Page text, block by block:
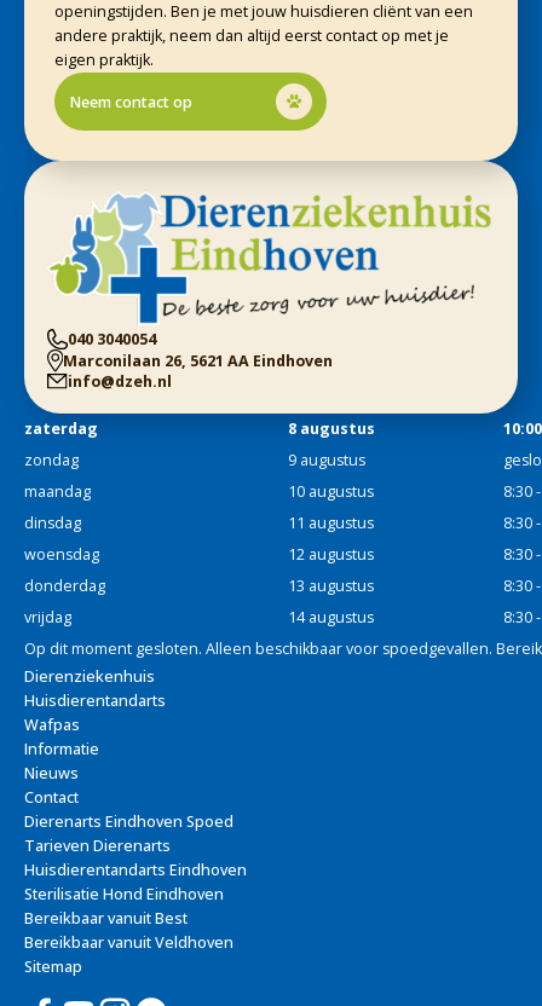
openingstijden. Ben je met jouw huisdieren cliënt van een
andere praktijk, neem dan altijd eerst contact op met je
eigen praktijk.
Neem contact op
040 3040054
Marconilaan 26, 5621 AA Eindhoven
info@dzeh.nl
zaterdag 8 augustus
zondag
9 augustus
maandag
10 augustus
8:30
dinsdag
11 augustus
8:30
woensdag
12 augustus
8:30
donderdag
13 augustus
8:30
vrijdag
14 augustus
8:30
Op dit moment gesloten. Alleen beschikbaar voor spoedgevallen.
Dierenziekenhuis
Huisdierentandarts
Wafpas
Informatie
Nieuws
Contact
Dierenarts Eindhoven Spoed
Tarieven Dierenarts
Huisdierentandarts Eindhoven
Sterilisatie Hond Eindhoven
Bereikbaar vanuit Best
Bereikbaar vanuit Veldhoven
Sitemap